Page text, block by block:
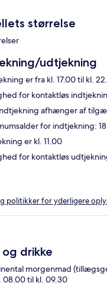
størrelse
udtjekning
er fra kl. 17.00 til kl.
for kontaktløs
afhænger af
for indtjekning:
er kl. 11.00
for kontaktløs
politikker for yderligere
drikke
morgenmad
08.00 til kl. 09.30